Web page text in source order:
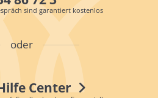
sind garantiert kostenlos
oder
Center